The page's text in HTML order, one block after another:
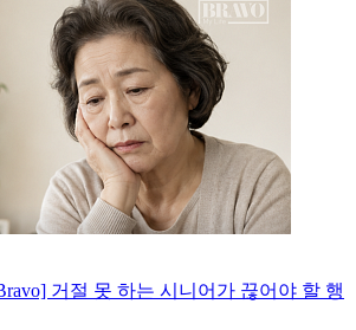
거절 못 하는 시니어가 끊어야 할 행